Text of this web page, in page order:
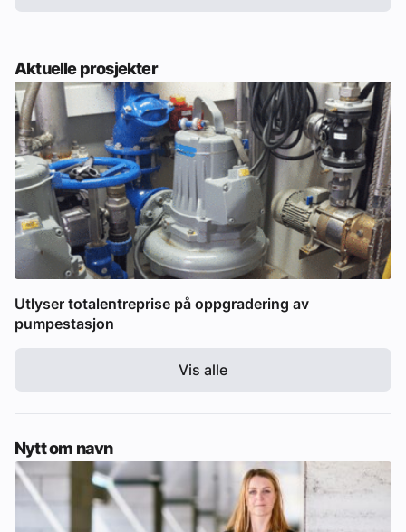
Aktuelle prosjekter
Utlyser totalentreprise på oppgradering av
pumpestasjon
Vis alle
Nytt om navn